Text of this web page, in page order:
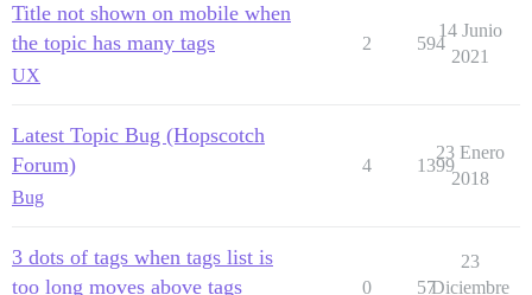
Title not shown on mobile when
the topic has many tags
UX
2 594
14 Junio
2021
Latest Topic Bug (Hopscotch
Forum)
Bug
4 1399
23 Enero
2018
3 dots of tags when tags list is
too long moves above tags
0 57
23
Diciembre